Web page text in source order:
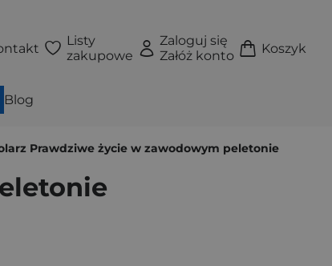
Listy
zakupowe
Zaloguj się
Załóż konto
Koszyk
Blog
Prawdziwe życie w zawodowym peletonie